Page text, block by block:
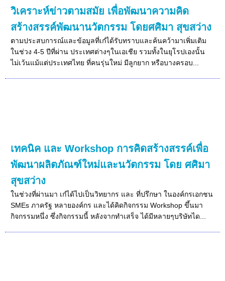
วิเคราะห์ข่าวตามสมัย เพื่อพัฒนาความคิด
สร้างสรรค์พัฒนานวัตกรรม โดยศศิมา สุขสว่าง
ตามประสบการณ์และข้อมูลที่เก๋ได้รับทราบและค้นคว้ามาเพิ่มเติม
ในช่วง 4-5 ปีที่ผ่าน ประเทศต่างๆในเอเชีย รวมทั้งในยุโรปเองนั้น
ไม่เว้นแม้แต่ประเทศไทย ที่คนรุ่นใหม่ มีลูกยาก หรือบางครอบ...
เทคนิค และ Workshop การคิดสร้างสรรค์เพื่อ
พัฒนาผลิตภัณฑ์ใหม่และนวัตกรรม โดย ศศิมา
สุขสว่าง
ในช่วงที่ผ่านมา เก๋ได้ไปเป็นวิทยากร และ ที่ปรึกษา ในองค์กรเอกชน
SMEs ภาครัฐ หลายองค์กร และได้คิดกิจกรรม Workshop ขึ้นมา
กิจกรรมหนึ่ง ซึ่งกิจกรรมนี้ หลังจากทำเสร็จ ได้มีหลายๆบริษัทได...